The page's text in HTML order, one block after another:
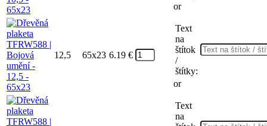
or
12,5 65x23 6.19 €
Text
na
štítok
/
štítky:
or
Text
na